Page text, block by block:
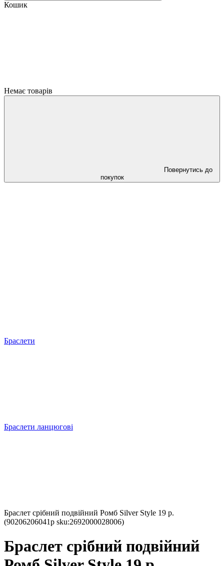
Кошик
Немає товарів
Повернутись до
покупок
Браслети
Браслети ланцюгові
Браслет срібний подвійний Ромб Silver Style 19 р.
(90206206041р sku:2692000028006)
Браслет срібний подвійний